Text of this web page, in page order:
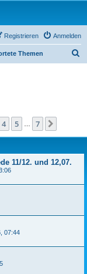
Anmelden
Registrieren
Themen
4 5 7
11/12. und 12,07.
07:44